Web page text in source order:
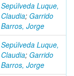
Sepúlveda Luque,
Claudia; Garrido
Barros, Jorge
Sepúlveda Luque,
Claudia; Garrido
Barros, Jorge